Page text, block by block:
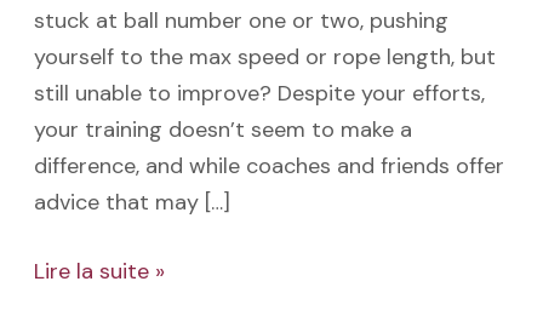
stuck at ball number one or two, pushing
yourself to the max speed or rope length, but
still unable to improve? Despite your efforts,
your training doesn’t seem to make a
difference, and while coaches and friends offer
advice that may […]
Lire la suite »